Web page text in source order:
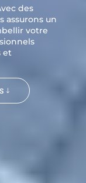
des
assurons un
votre
et